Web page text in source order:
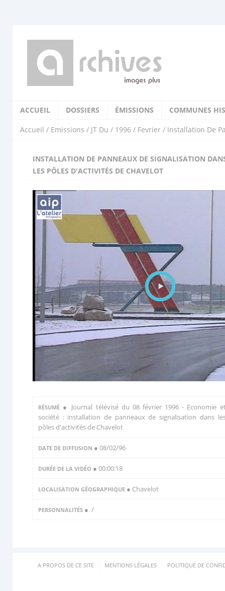
ACCUEIL DOSSIERS ÉMISSIONS COMMUNES
Accueil / Emissions / JT Du / 1996 / Fevrier / Installation De
INSTALLATION DE PANNEAUX DE SIGNALISATION
LES PÔLES D'ACTIVITÉS DE CHAVELOT
RÉSUMÉ ● Journal télévisé du 08 février 1996 - Economie
société : installation de panneaux de signalisation dans
pôles d'activités de Chavelot
DATE DE DIFFUSION ● 08/02/96
DURÉE DE LA VIDÉO ● 00:00:18
LOCALISATION GÉOGRAPHIQUE ● Chavelot
PERSONNALITÉS ● /
A PROPOS DE CE SITE MENTIONS LÉGALES POLITIQUE DE